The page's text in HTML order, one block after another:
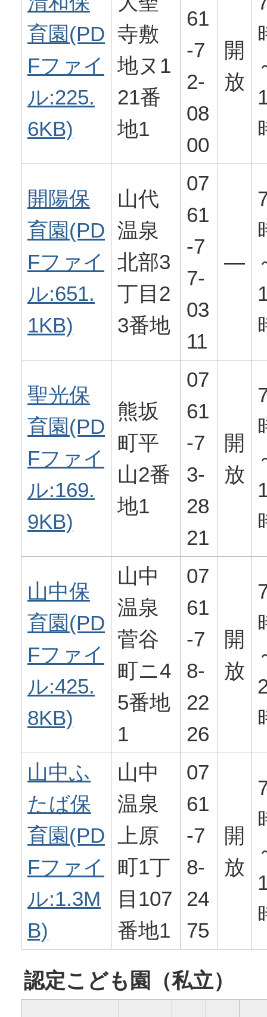
育園(PD
Fファイ
ル:225.
6KB)
寺敷
地ヌ1
21番
地1
61
-7
2-
08
00
開
放
開陽保
育園(PD
Fファイ
ル:651.
1KB)
山代
温泉
北部3
丁目2
3番地
07
61
-7
7-
03
11
―
聖光保
育園(PD
Fファイ
ル:169.
9KB)
熊坂
町平
山2番
地1
07
61
-7
3-
28
21
開
放
山中保
育園(PD
Fファイ
ル:425.
8KB)
山中
温泉
菅谷
町ニ4
5番地
1
07
61
-7
8-
22
26
開
放
山中ふ
たば保
育園(PD
Fファイ
ル:1.3M
B)
山中
温泉
上原
町1丁
目107
番地1
07
61
-7
8-
24
75
開
放
認定こども園（私立）